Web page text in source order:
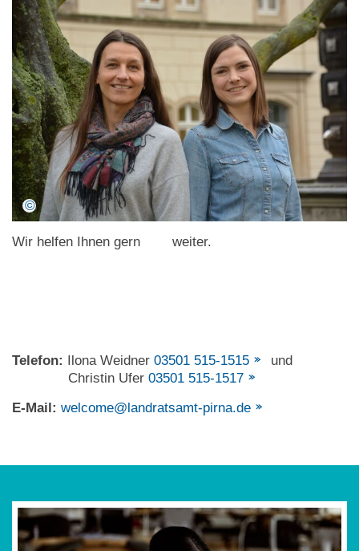
Wir helfen Ihnen gern weiter.
Telefon: Ilona Weidner 03501 515-1515
und
Christin Ufer 03501 515-1517
E-Mail: welcome@landratsamt-pirna.de